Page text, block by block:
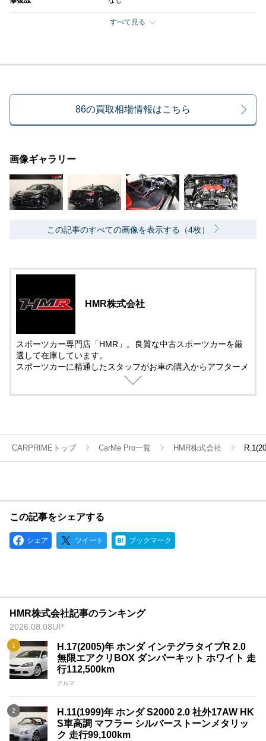
すべて見る
86の買取相場情報はこちら
画像ギャラリー
この記事のすべての画像を表示する（4枚）
HMR株式会社
スポーツカー専門店「HMR」。良質な中古スポーツカーを厳
選して在庫しています。
スポーツカーに精通したスタッフがお車の購入からアフターメ
ンテナンス＆チューニングまでサポート。
CARPRIMEトップ CarMe Pro一覧 HMR株式会社
この記事をシェアする
シェア ツイート ブックマーク
HMR株式会社記事のランキング
2026.08.08UP
H.17(2005)年 ホンダ インテグラタイプR 2.0
無限エアクリBOX ダンパーキット ホワイト 走
行112,500km
クルマ
H.11(1999)年 ホンダ S2000 2.0 社外17AW HK
S車高調 マフラー シルバーストーンメタリッ
ク 走行99,100km